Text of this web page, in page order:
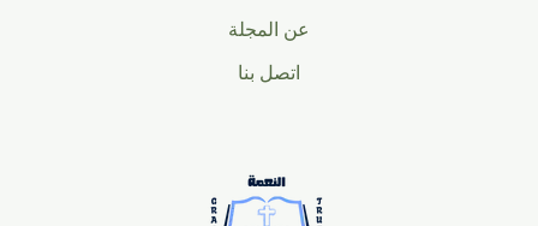
عن المجلة
اتصل بنا